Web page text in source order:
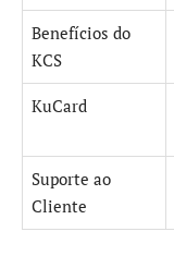
Benefícios do
KCS
KuCard
Suporte ao
Cliente